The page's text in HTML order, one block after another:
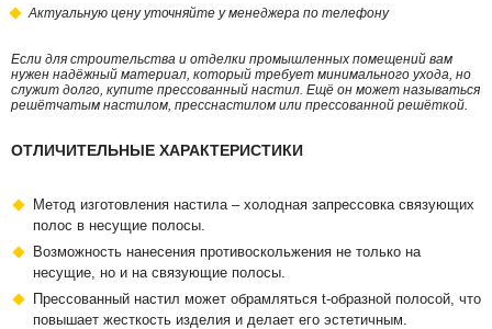
Актуальную цену уточняйте у менеджера по телефону
Если для строительства и отделки промышленных помещений вам
нужен надёжный материал, который требует минимального ухода, но
служит долго, купите прессованный настил. Ещё он может называться
решётчатым настилом, пресснастилом или прессованной решёткой.
ОТЛИЧИТЕЛЬНЫЕ ХАРАКТЕРИСТИКИ
Метод изготовления настила – холодная запрессовка связующих
полос в несущие полосы.
Возможность нанесения противоскольжения не только на
несущие, но и на связующие полосы.
Прессованный настил может обрамляться t-образной полосой, что
повышает жесткость изделия и делает его эстетичным.